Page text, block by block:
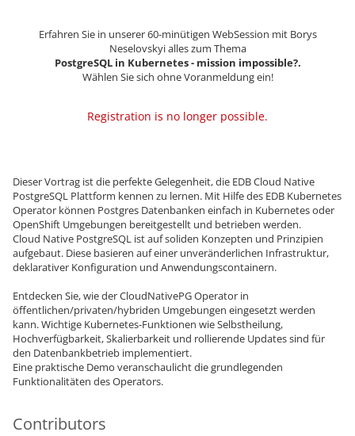
Erfahren Sie in unserer 60-minütigen WebSession mit Borys
Neselovskyi alles zum Thema
PostgreSQL in Kubernetes - mission impossible?.
Wählen Sie sich ohne Voranmeldung ein!
Registration is no longer possible.
Dieser Vortrag ist die perfekte Gelegenheit, die EDB Cloud Native
PostgreSQL Plattform kennen zu lernen. Mit Hilfe des EDB Kubernetes
Operator können Postgres Datenbanken einfach in Kubernetes oder
OpenShift Umgebungen bereitgestellt und betrieben werden.
Cloud Native PostgreSQL ist auf soliden Konzepten und Prinzipien
aufgebaut. Diese basieren auf einer unveränderlichen Infrastruktur,
deklarativer Konfiguration und Anwendungscontainern.
Entdecken Sie, wie der CloudNativePG Operator in
öffentlichen/privaten/hybriden Umgebungen eingesetzt werden
kann. Wichtige Kubernetes-Funktionen wie Selbstheilung,
Hochverfügbarkeit, Skalierbarkeit und rollierende Updates sind für
den Datenbankbetrieb implementiert.
Eine praktische Demo veranschaulicht die grundlegenden
Funktionalitäten des Operators.
Contributors